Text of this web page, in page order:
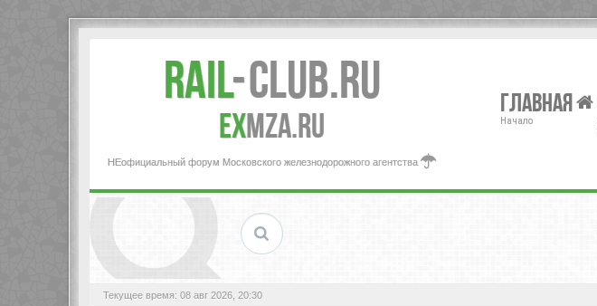
Rail-Club.RU
exMZA.RU
НЕофициальный форум Московского железнодорожного агентства
Главная
Начало
Текущее время: 08 авг 2026, 20:30